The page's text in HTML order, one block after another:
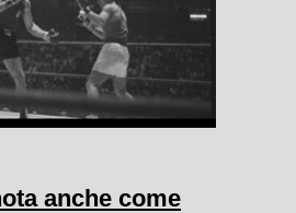
anche come